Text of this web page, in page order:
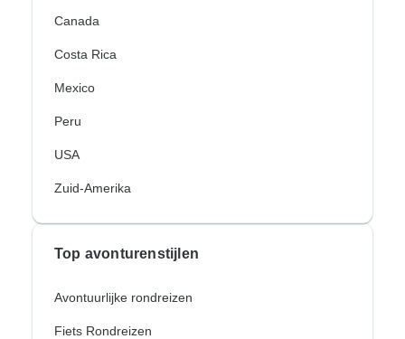
Canada
Costa Rica
Mexico
Peru
USA
Zuid-Amerika
Top avonturenstijlen
Avontuurlijke rondreizen
Fiets Rondreizen